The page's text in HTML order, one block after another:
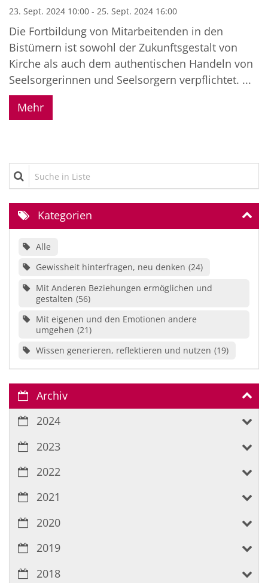
23. Sept. 2024 10:00 - 25. Sept. 2024 16:00
Die Fortbildung von Mitarbeitenden in den
Bistümern ist sowohl der Zukunftsgestalt von
Kirche als auch dem authentischen Handeln von
Seelsorgerinnen und Seelsorgern verpflichtet. ...
Mehr
Suche in Liste
Kategorien
Alle
Gewissheit hinterfragen, neu denken 24
Mit Anderen Beziehungen ermöglichen und
gestalten 56
Mit eigenen und den Emotionen andere
umgehen 21
Wissen generieren, reflektieren und nutzen 19
Archiv
2024
2023
2022
2021
2020
2019
2018